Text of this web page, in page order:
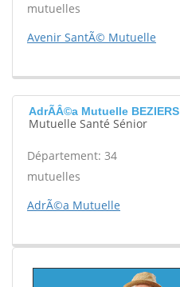
mutuelles
Avenir SantÃ© Mutuelle
AdrÃÂ©a Mutuelle BEZIERS
Mutuelle Santé Sénior
Département: 34
mutuelles
AdrÃ©a Mutuelle